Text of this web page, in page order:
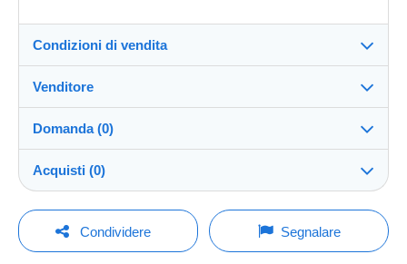
Condizioni di vendita
Destinazione:
Vedi l'elenco dei paesi
Invio:
Invio dopo il pagamento
A carico dell'acquirente
Metodi di pagamento:
Venditore
raquelhenriques99%(4031x)
Negozio
Domanda (0)
Per inviare una domanda devi aprire una
Acquisti (0)
Ultimo aggiornamento: 00:34:39
Condividere Segnalare